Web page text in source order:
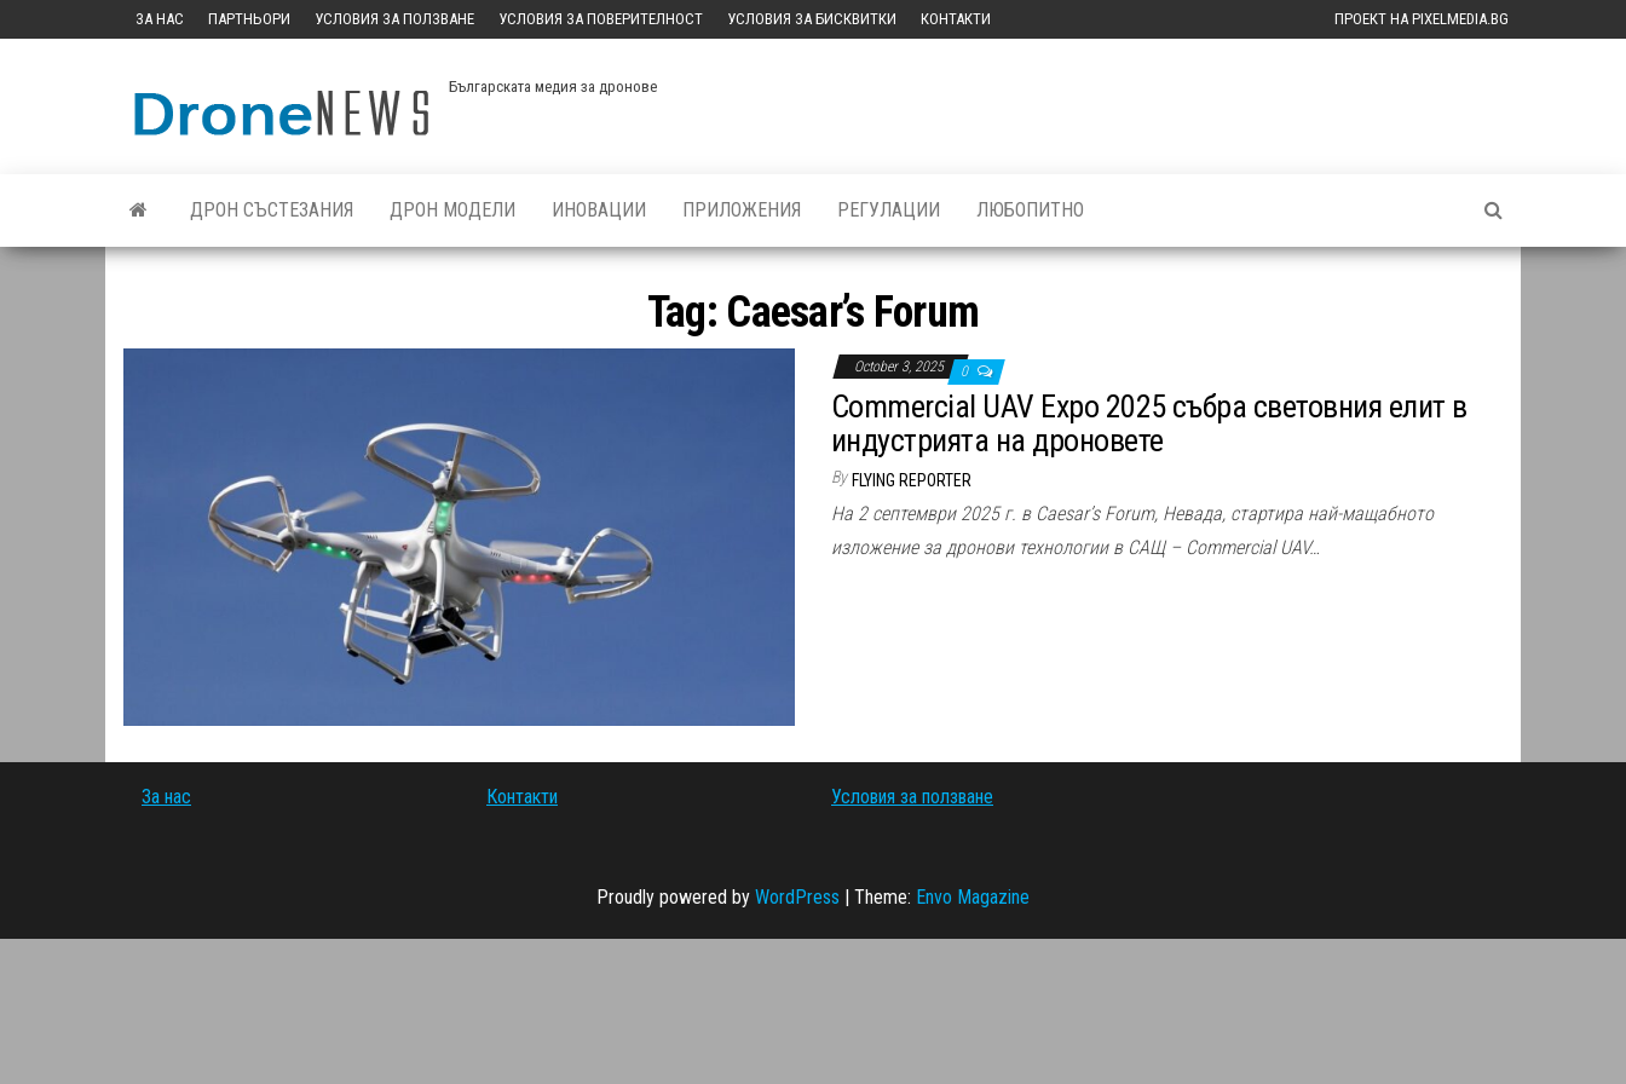
ЗА НАС ПАРТНЬОРИ УСЛОВИЯ ЗА ПОЛЗВАНЕ УСЛОВИЯ ЗА ПОВЕРИТЕЛНОСТ УСЛОВИЯ ЗА БИСКВИТКИ КОНТАКТИ ПРОЕКТ НА PIXELMEDIA.BG
Българската медия за дронове
ДРОН СЪСТЕЗАНИЯ ДРОН МОДЕЛИ ИНОВАЦИИ ПРИЛОЖЕНИЯ РЕГУЛАЦИИ ЛЮБОПИТНО
Tag: Caesar’s Forum
October 3, 2025 0
Commercial UAV Expo 2025 събра световния елит в
индустрията на дроновете
By FLYING REPORTER
На 2 септември 2025 г. в Caesar’s Forum, Невада, стартира най-мащабното
изложение за дронови технологии в САЩ – Commercial UAV…
За нас Контакти Условия за ползване
Proudly powered by WordPress Theme: Envo Magazine